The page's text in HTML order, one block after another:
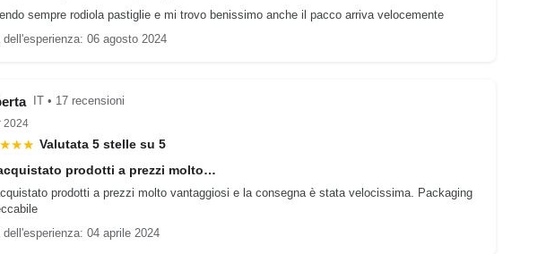
sempre rodiola pastiglie e mi trovo benissimo anche il pacco arriva velocemente
dell'esperienza: 06 agosto 2024
IT • 17 recensioni
2024
Valutata 5 stelle su 5
prodotti a prezzi molto…
prodotti a prezzi molto vantaggiosi e la consegna è stata velocissima. Packaging
dell'esperienza: 04 aprile 2024